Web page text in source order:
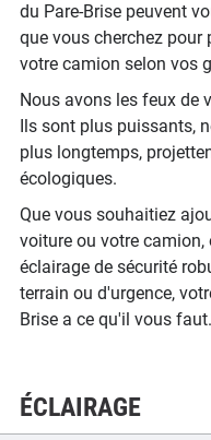
du Pare-Brise peuvent
que vous cherchez pour
votre camion selon vos
Nous avons les feux de
Ils sont plus puissants,
plus longtemps,
écologiques.
Que vous souhaitiez
voiture ou votre camion,
éclairage de sécurité
terrain ou d'urgence,
Brise a ce qu'il vous faut.
ÉCLAIRAGE